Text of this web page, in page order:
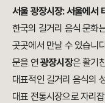
서울 광장시장: 서울에서
한국의 길거리 음식 문화
곳곳에서 만날 수 있습니
문을 연 광장시장은 활기
대표적인 길거리 음식의
대표 전통시장으로 자리